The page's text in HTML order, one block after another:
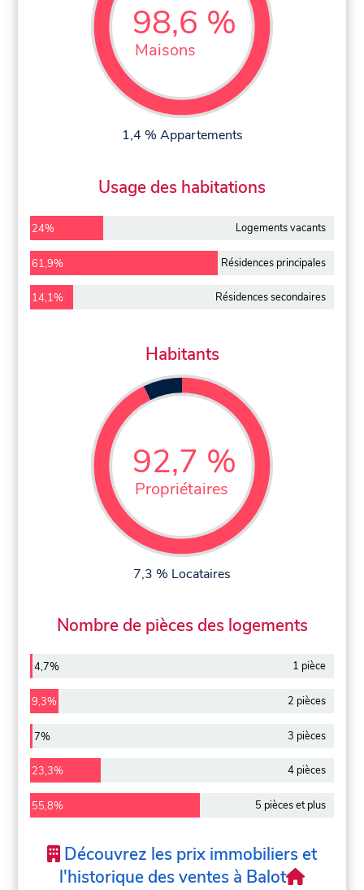
98,6 %
Maisons
1,4 % Appartements
Usage des habitations
24% Logements vacants
61,9% Résidences principales
14,1% Résidences secondaires
Habitants
92,7 %
Propriétaires
7,3 % Locataires
Nombre de pièces des logements
4,7% 1 pièce
9,3% 2 pièces
7% 3 pièces
23,3% 4 pièces
55,8% 5 pièces et plus
Découvrez les prix immobiliers et
l'historique des ventes à Balot